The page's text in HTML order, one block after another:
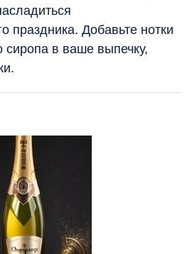
праздника. Добавьте нотки
сиропа в ваше выпечку,